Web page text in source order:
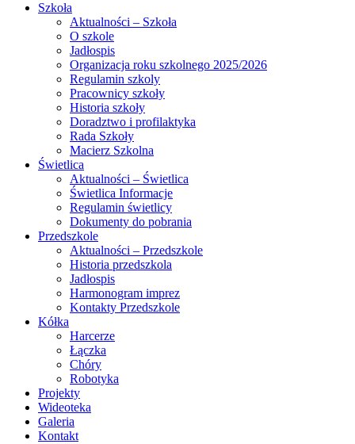
Szkoła
Aktualności – Szkoła
O szkole
Jadłospis
Organizacja roku szkolnego 2025/2026
Regulamin szkoly
Pracownicy szkoły
Historia szkoły
Doradztwo i profilaktyka
Rada Szkoły
Macierz Szkolna
Świetlica
Aktualności – Świetlica
Świetlica Informacje
Regulamin świetlicy
Dokumenty do pobrania
Przedszkole
Aktualności – Przedszkole
Historia przedszkola
Jadłospis
Harmonogram imprez
Kontakty Przedszkole
Kółka
Harcerze
Łączka
Chóry
Robotyka
Projekty
Wideoteka
Galeria
Kontakt